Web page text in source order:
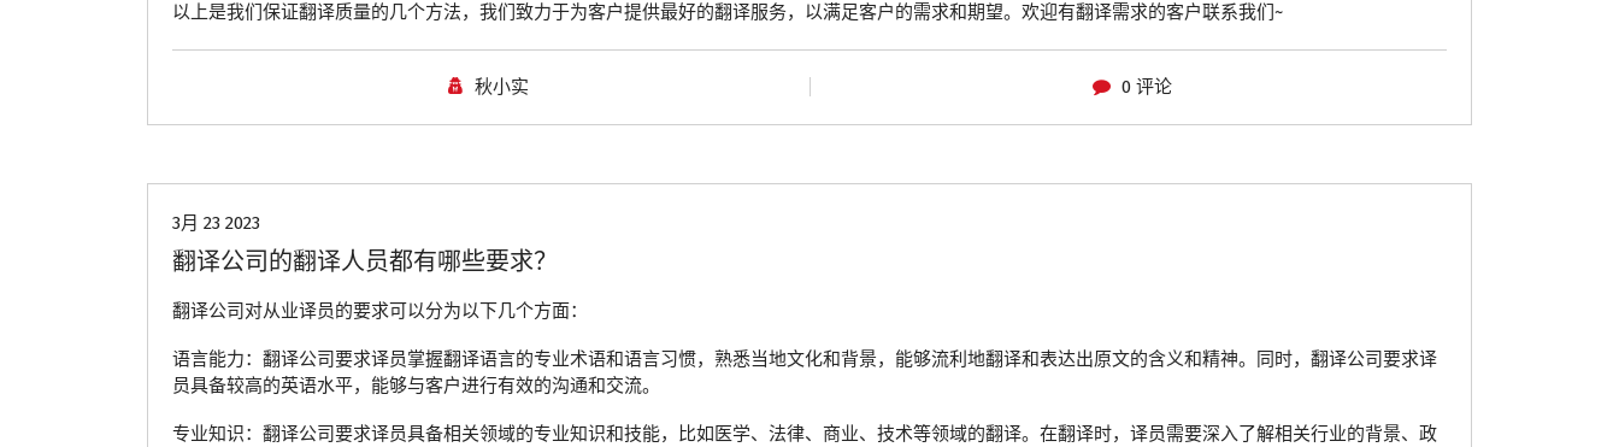
以上是我们保证翻译质量的几个方法，我们致力于为客户提供最好的翻译服务，以满足客户的需求和期望。欢迎有翻译需求的客户联系我们~
秋小实 0 评论
3月 23 2023
翻译公司的翻译人员都有哪些要求？
翻译公司对从业译员的要求可以分为以下几个方面：
语言能力：翻译公司要求译员掌握翻译语言的专业术语和语言习惯，熟悉当地文化和背景，能够流利地翻译和表达出原文的含义和精神。同时，翻译公司要求译
员具备较高的英语水平，能够与客户进行有效的沟通和交流。
专业知识：翻译公司要求译员具备相关领域的专业知识和技能，比如医学、法律、商业、技术等领域的翻译。在翻译时，译员需要深入了解相关行业的背景、政